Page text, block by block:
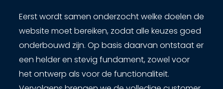
Eerst wordt samen onderzocht welke doelen de
website moet bereiken, zodat alle keuzes goed
onderbouwd zijn. Op basis daarvan ontstaat er
een helder en stevig fundament, zowel voor
het ontwerp als voor de functionaliteit.